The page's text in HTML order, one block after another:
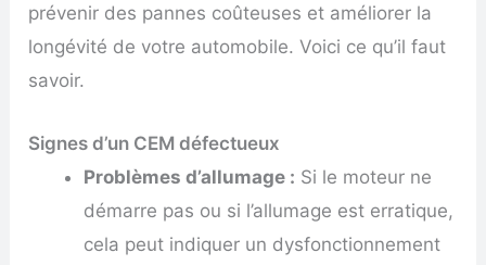
prévenir des pannes coûteuses et améliorer la
longévité de votre automobile. Voici ce qu’il faut
savoir.
Signes d’un CEM défectueux
Problèmes d’allumage : Si le moteur ne
démarre pas ou si l’allumage est erratique,
cela peut indiquer un dysfonctionnement